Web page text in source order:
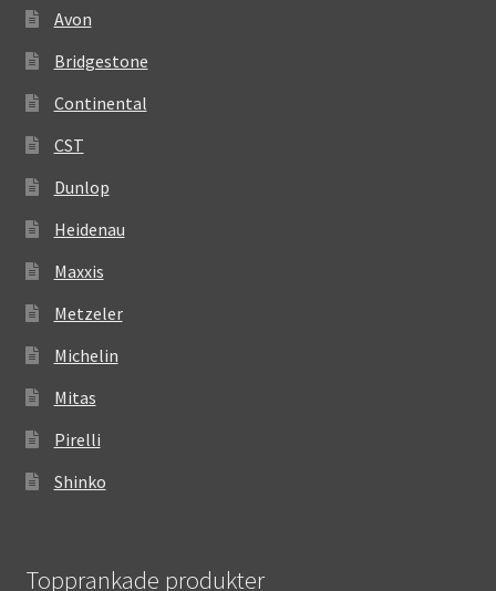
Avon
Bridgestone
Continental
CST
Dunlop
Heidenau
Maxxis
Metzeler
Michelin
Mitas
Pirelli
Shinko
Topprankade produkter